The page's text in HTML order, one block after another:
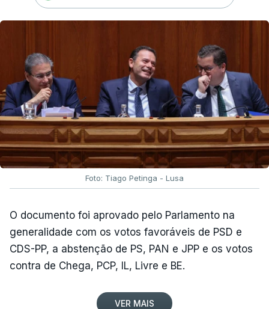
Foto: Tiago Petinga - Lusa
O documento foi aprovado pelo Parlamento na
generalidade com os votos favoráveis de PSD e
CDS-PP, a abstenção de PS, PAN e JPP e os votos
contra de Chega, PCP, IL, Livre e BE.
VER MAIS